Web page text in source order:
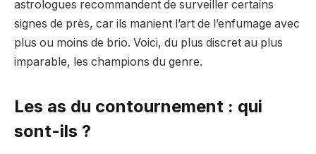
astrologues recommandent de surveiller certains
signes de près, car ils manient l’art de l’enfumage avec
plus ou moins de brio. Voici, du plus discret au plus
imparable, les champions du genre.
Les as du contournement : qui
sont-ils ?